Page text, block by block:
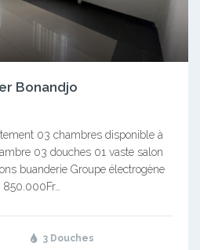
Bonandjo
03 chambres disponible à
03 douches 01 vaste salon
buanderie Groupe électrogène
3 Douches